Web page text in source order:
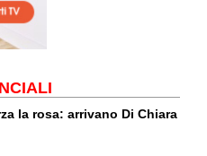
la rosa: arrivano Di Chiara